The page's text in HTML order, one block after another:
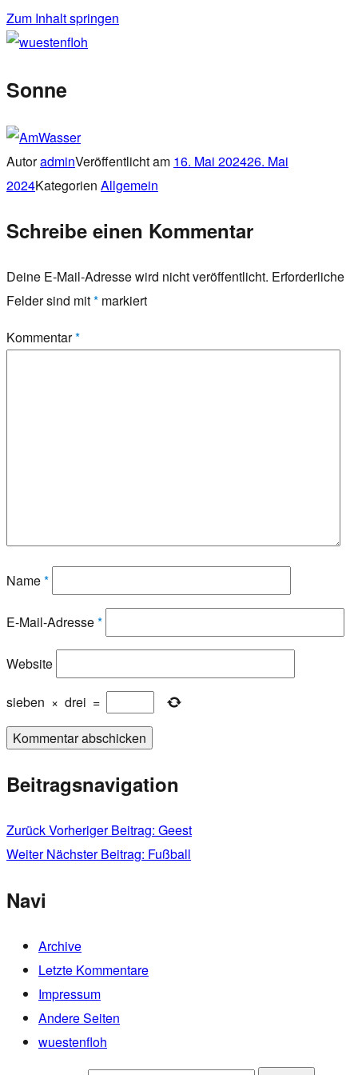
Zum Inhalt springen
wuestenfloh
Sonne
AutoradminVeröffentlicht am 16. Mai 202426. Mai
2024Kategorien Allgemein
Schreibe einen Kommentar
Deine E-Mail-Adresse wird nicht veröffentlicht. Erforderliche
Felder sind mit* markiert
Kommentar*
Name*
E-Mail-Adresse*
Website
sieben × drei =
Beitragsnavigation
ZurückVorheriger Beitrag: Geest
Weiter Nächster Beitrag: Fußball
Navi
Archive
Letzte Kommentare
Impressum
Andere Seiten
wuestenfloh